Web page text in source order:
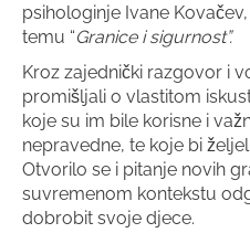
psihologinje Ivane
temu “Granice i sigurnost”.
Kroz zajednički razgovor i
promišljali o vlastitom
koje su im bile korisne i
nepravedne, te koje bi
Otvorilo se i pitanje novih
suvremenom kontekstu
dobrobit svoje djece.